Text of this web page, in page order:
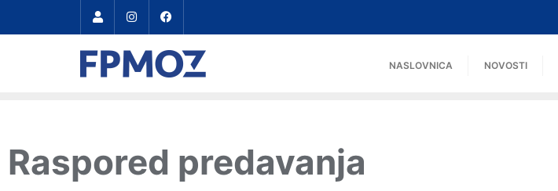
NASLOVNICA NOVOSTI
Raspored predavanja